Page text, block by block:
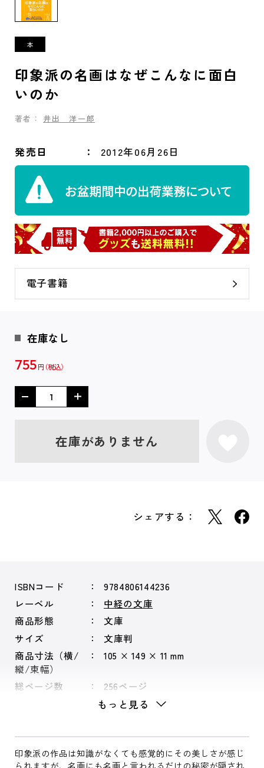
印象派の名画はなぜこんなに面白
いのか
著者： 井出 洋一郎
発売日 2012年06月26日
電子書籍
在庫なし
755 円
在庫がありません
シェアする：
ISBNコード
9784806144236
レーベル
中経の文庫
商品形態
文庫
サイズ
文庫判
商品寸法（横/
縦/束幅）
105 × 149 × 11 mm
総ページ数 256ページ
もっと見る
印象派の作品は知識がなくても感覚的にその美しさが感じ